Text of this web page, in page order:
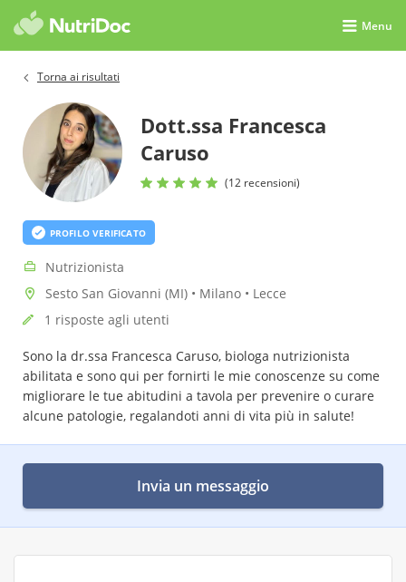
Menu
Torna ai risultati
Dott.ssa Francesca
Caruso
(12 recensioni)
PROFILO VERIFICATO
Nutrizionista
Sesto San Giovanni (MI) • Milano • Lecce
1 risposte agli utenti
Sono la dr.ssa Francesca Caruso, biologa nutrizionista
abilitata e sono qui per fornirti le mie conoscenze su come
migliorare le tue abitudini a tavola per prevenire o curare
alcune patologie, regalandoti anni di vita più in salute!
Invia un messaggio